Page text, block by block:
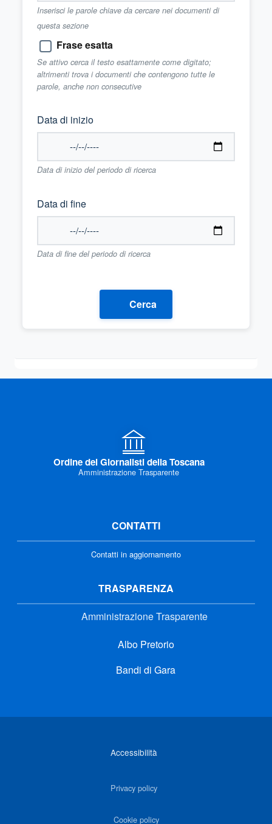
Inserisci le parole chiave da cercare nei documenti di
questa sezione
Frase esatta
Se attivo cerca il testo esattamente come digitato;
altrimenti trova i documenti che contengono tutte le
parole, anche non consecutive
Data di inizio
Data di inizio del periodo di ricerca
Data di fine
Data di fine del periodo di ricerca
Cerca
Ordine dei Giornalisti della Toscana
Amministrazione Trasparente
CONTATTI
Contatti in aggiornamento
TRASPARENZA
Amministrazione Trasparente
Albo Pretorio
Bandi di Gara
Accessibilità
Privacy policy
Cookie policy